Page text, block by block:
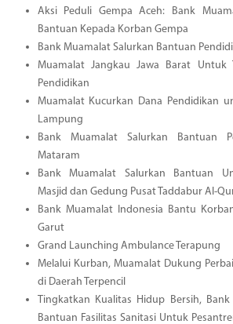
Aksi Peduli Gempa Aceh: Bank
Bantuan Kepada Korban Gempa
Bank Muamalat Salurkan Bantuan
Muamalat Jangkau Jawa Barat Untuk
Pendidikan
Muamalat Kucurkan Dana Pendidikan
Lampung
Bank Muamalat Salurkan Bantuan
Mataram
Bank Muamalat Salurkan Bantuan
Masjid dan Gedung Pusat Taddabur Al-
Bank Muamalat Indonesia Bantu
Garut
Grand Launching Ambulance Terapung
Melalui Kurban, Muamalat Dukung
di Daerah Terpencil
Tingkatkan Kualitas Hidup Bersih,
Bantuan Fasilitas Sanitasi Untuk